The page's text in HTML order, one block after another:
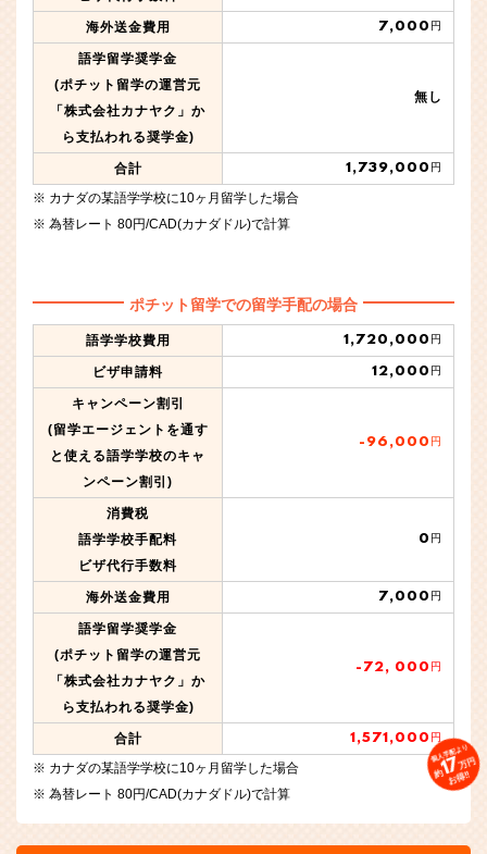
海外送金費用 7,000 円
語学留学奨学金
(ポチット留学の運営元
「株式会社カナヤク」か
ら支払われる奨学金)
無し
合計 1,739,000 円
カナダの某語学学校に10ヶ月留学した場合
為替レート 80円/CAD(カナダドル)で計算
ポチット留学での留学手配の場合
語学学校費用 1,720,000 円
ビザ申請料 12,000 円
キャンペーン割引
(留学エージェントを通す
と使える語学学校のキャ
ンペーン割引)
-96,000 円
消費税
語学学校手配料
ビザ代行手数料
0 円
海外送金費用 7,000 円
語学留学奨学金
(ポチット留学の運営元
「株式会社カナヤク」か
ら支払われる奨学金)
-72, 000 円
合計 1,571,000 円
カナダの某語学学校に10ヶ月留学した場合
為替レート 80円/CAD(カナダドル)で計算
個人手配より
約17万円
お得!!